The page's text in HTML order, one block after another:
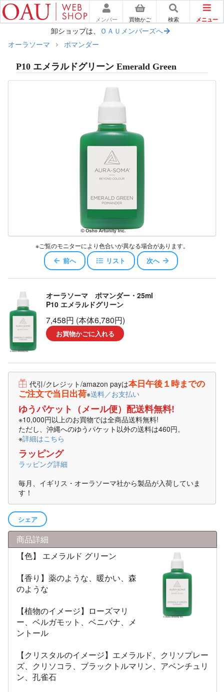
メンバー 買物かご 検索 メニュー
卸ショップは、
ＯＡＵメンバーズへ
オーラソーマ
ポマンダー
P10 エメラルドグリーン Emerald Green
※ご覧のモニターにより色合いが異なる場合があります。
前へ リスト 次へ
オーラソーマ ポマンダー・25ml
P10 エメラルドグリーン
7,458円 (本体6,780円)
お買物かごに入れる
代引/クレジット/amazon payは本日午後１時までの
ご注文で当日出荷※送料／お支払い
ゆうパケット（メール便）配送料無料!
※10,000円以上のお買物では全商品送料無料!
ただし、沖縄へのゆうパケット以外の送料は460円。
※詳細はこちら
ラッピング
ラッピング詳細
毎月、イギリス・オーラソーマ社から製品が入荷していま
す！
シェア
商品詳細
【色】 エメラルド グリーン
【香り】薬のような、暖かい、森
のような
【植物のイメージ】ローズマリ
ー、ベルガモット、ベニバナ、メ
ントール
【クリスタルのイメージ】エメラルド、クリソプレー
ズ、クリソコラ、ブラックトルマリン、アベンチュリ
ン、孔雀石